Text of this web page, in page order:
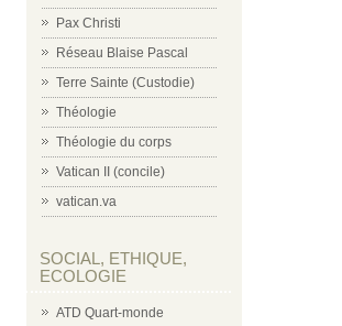
Pax Christi
Réseau Blaise Pascal
Terre Sainte (Custodie)
Théologie
Théologie du corps
Vatican II (concile)
vatican.va
SOCIAL, ETHIQUE,
ECOLOGIE
ATD Quart-monde